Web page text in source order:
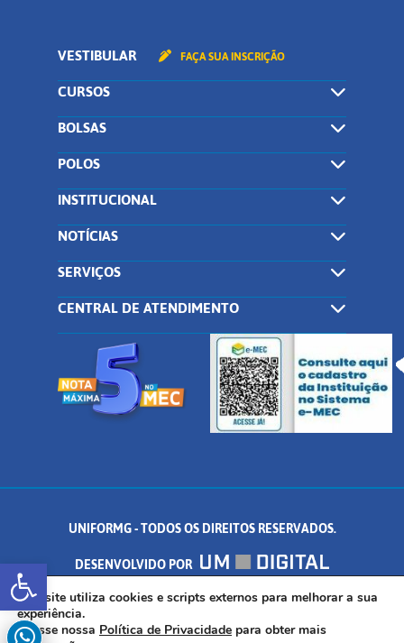
Abrir a barra de ferramentas
VESTIBULAR FAÇA SUA INSCRIÇÃO
CURSOS
BOLSAS
POLOS
INSTITUCIONAL
NOTÍCIAS
SERVIÇOS
CENTRAL DE ATENDIMENTO
UNIFORMG - TODOS OS DIREITOS RESERVADOS.
DESENVOLVIDO POR
AV. DR. ARNALDO DE SENNA, 328 - PALMEIRAS, FORMIGA/MG - CEP:
35.574.530
Este site utiliza cookies e scripts externos para melhorar a sua
experiência.
Acesse nossa Política de Privacidade para obter mais